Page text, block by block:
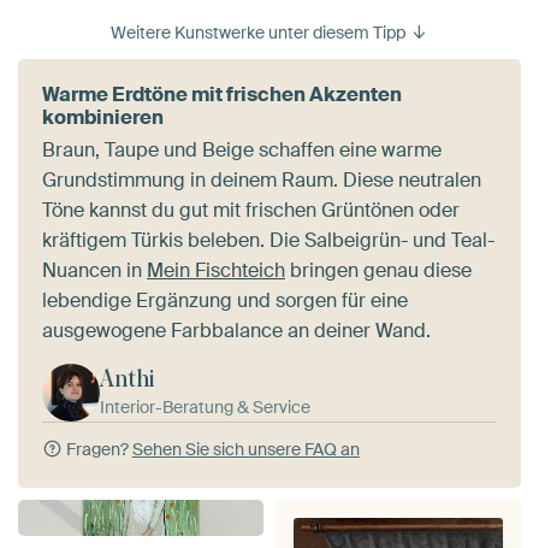
Weitere Kunstwerke unter diesem Tipp
Warme Erdtöne mit frischen Akzenten
kombinieren
Braun, Taupe und Beige schaffen eine warme
Grundstimmung in deinem Raum. Diese neutralen
Töne kannst du gut mit frischen Grüntönen oder
kräftigem Türkis beleben. Die Salbeigrün- und Teal-
Nuancen in Mein Fischteich bringen genau diese
lebendige Ergänzung und sorgen für eine
ausgewogene Farbbalance an deiner Wand.
Anthi
Interior-Beratung & Service
Fragen?Sehen Sie sich unsere FAQ an